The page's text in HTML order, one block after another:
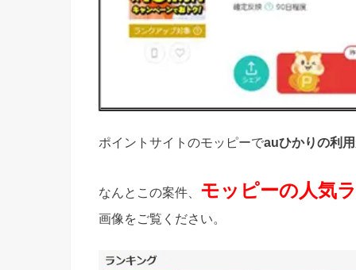
ポイントサイトのモッピーでauひかりの利用
なんとこの案件、 モッピーの人気
画像をご覧ください。